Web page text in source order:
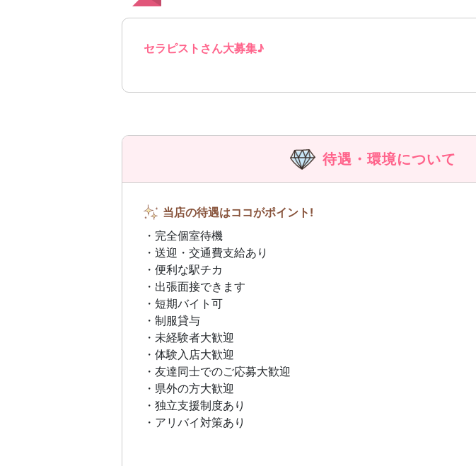
セラピストさん大募集♪
待遇・環境について
当店の待遇はココがポイント!
・完全個室待機
・送迎・交通費支給あり
・便利な駅チカ
・出張面接できます
・短期バイト可
・制服貸与
・未経験者大歓迎
・体験入店大歓迎
・友達同士でのご応募大歓迎
・県外の方大歓迎
・独立支援制度あり
・アリバイ対策あり